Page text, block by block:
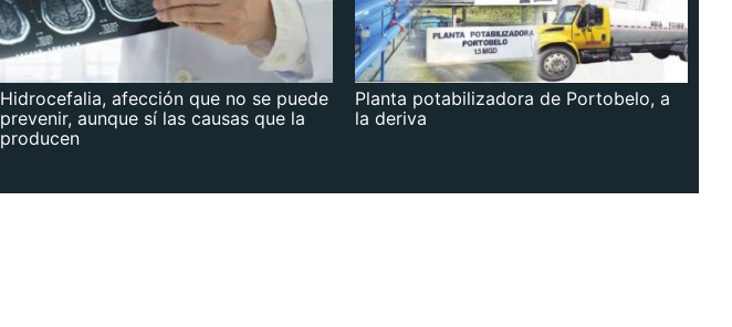
Hidrocefalia, afección que no se puede
prevenir, aunque sí las causas que la
producen
Planta potabilizadora de Portobelo, a
la deriva